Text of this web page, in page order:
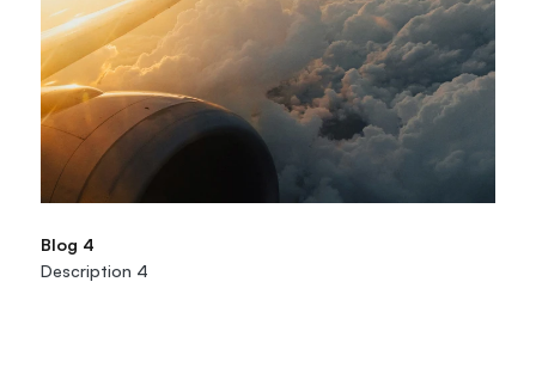
Blog 4
Description 4